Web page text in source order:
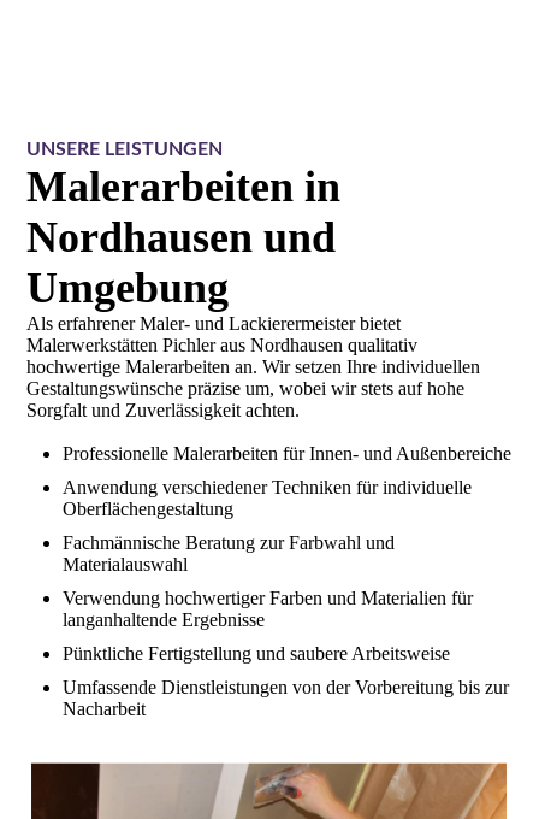
UNSERE LEISTUNGEN
Maler­arbeiten in
Nordhausen und
Umgebung
Als erfahrener Maler- und Lackierermeister bietet
Malerwerkstätten Pichler aus Nordhausen qualitativ
hochwertige Malerarbeiten an. Wir setzen Ihre individuellen
Gestaltungswünsche präzise um, wobei wir stets auf hohe
Sorgfalt und Zuverlässigkeit achten.
Professionelle Malerarbeiten für Innen- und Außenbereiche
Anwendung verschiedener Techniken für individuelle
Oberflächengestaltung
Fachmännische Beratung zur Farbwahl und
Materialauswahl
Verwendung hochwertiger Farben und Materialien für
langanhaltende Ergebnisse
Pünktliche Fertigstellung und saubere Arbeitsweise
Umfassende Dienstleistungen von der Vorbereitung bis zur
Nacharbeit